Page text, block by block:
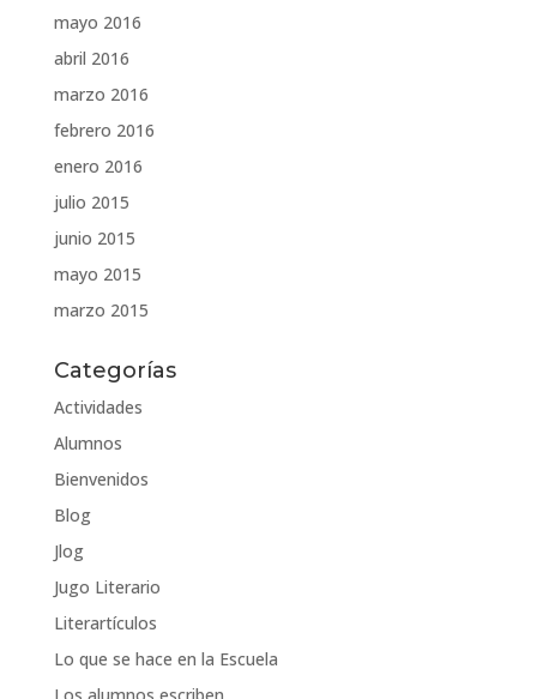
mayo 2016
abril 2016
marzo 2016
febrero 2016
enero 2016
julio 2015
junio 2015
mayo 2015
marzo 2015
Categorías
Actividades
Alumnos
Bienvenidos
Blog
Jlog
Jugo Literario
Literartículos
Lo que se hace en la Escuela